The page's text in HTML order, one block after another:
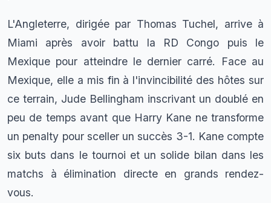
L'Angleterre, dirigée par Thomas Tuchel, arrive à
Miami après avoir battu la RD Congo puis le
Mexique pour atteindre le dernier carré. Face au
Mexique, elle a mis fin à l'invincibilité des hôtes sur
ce terrain, Jude Bellingham inscrivant un doublé en
peu de temps avant que Harry Kane ne transforme
un penalty pour sceller un succès 3-1. Kane compte
six buts dans le tournoi et un solide bilan dans les
matchs à élimination directe en grands rendez-
vous.